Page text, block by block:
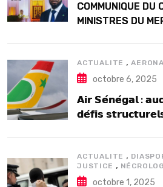
COMMUNIQUE DU
MINISTRES DU
ACTUALITE ,
octobre 6, 2025
𝗔𝗶𝗿 𝗦𝗲́𝗻𝗲́𝗴𝗮𝗹 :
𝗱𝗲́𝗳𝗶𝘀
ACTUALITE ,
JUSTICE ,
octobre 1, 2025